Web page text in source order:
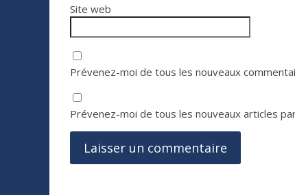
Site web
Prévenez-moi de tous les nouveaux
Prévenez-moi de tous les nouveaux articles